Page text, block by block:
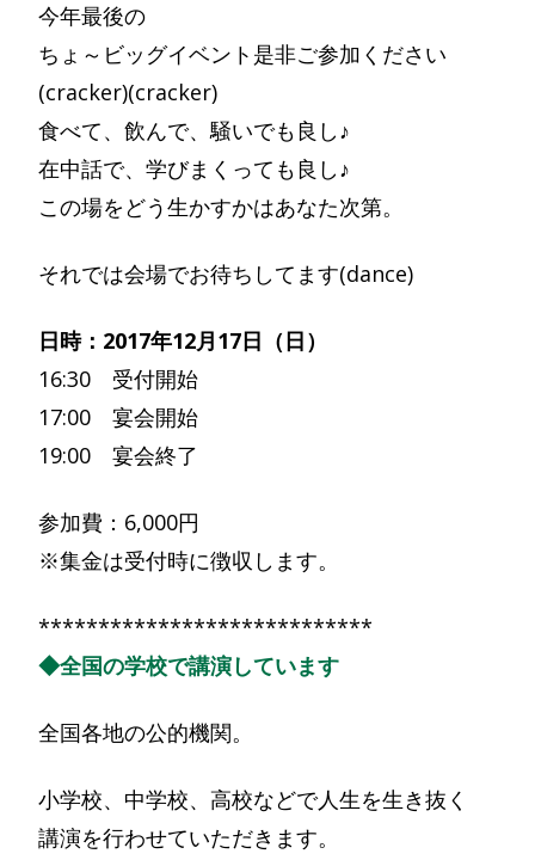
今年最後の
ちょ～ビッグイベント是非ご参加ください
(cracker)(cracker)
食べて、飲んで、騒いでも良し♪
在中話で、学びまくっても良し♪
この場をどう生かすかはあなた次第。
それでは会場でお待ちしてます(dance)
日時：2017年12月17日（日）
16:30 受付開始
17:00 宴会開始
19:00 宴会終了
参加費：6,000円
※集金は受付時に徴収します。
****************************
◆全国の学校で講演しています
全国各地の公的機関。
小学校、中学校、高校などで人生を生き抜く
講演を行わせていただきます。